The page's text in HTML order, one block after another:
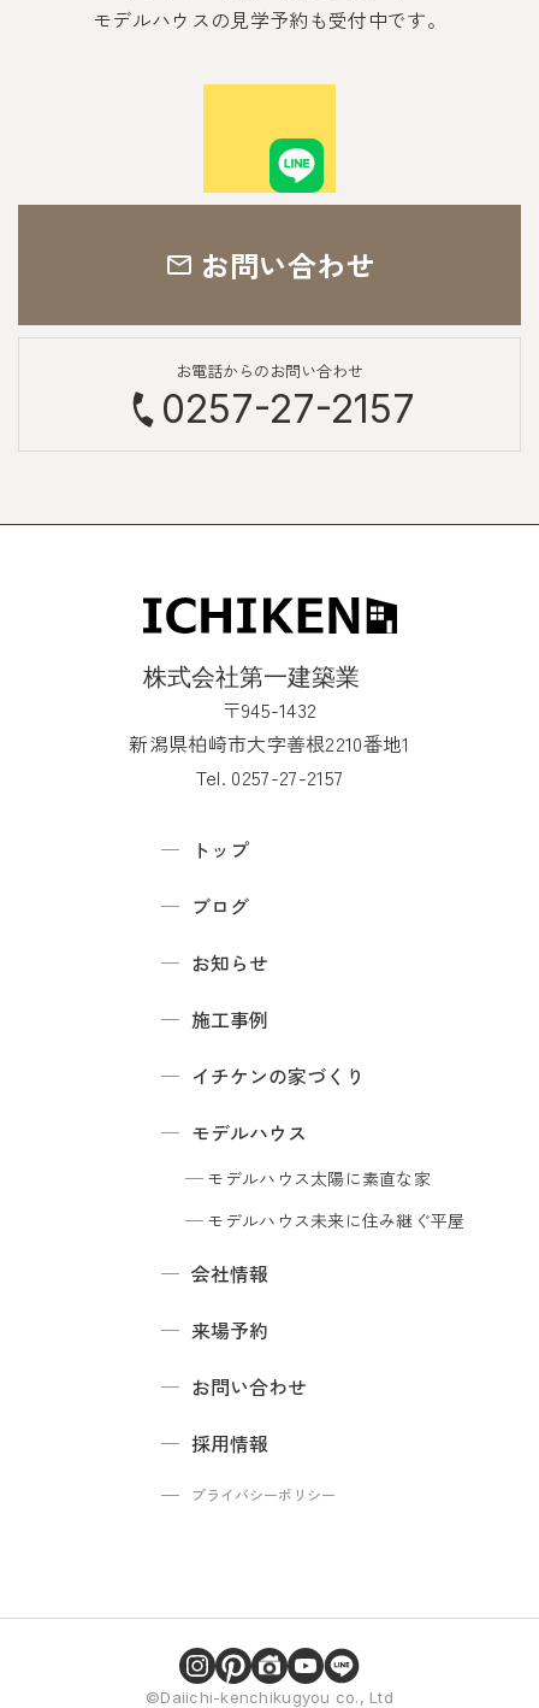
モデルハウスの見学予約も受付中です。
お問い合わせ
お電話からのお問い合わせ
0257-27-2157
〒945-1432
新潟県柏崎市大字善根2210番地1
Tel. 0257-27-2157
トップ
ブログ
お知らせ
施工事例
イチケンの家づくり
モデルハウス
モデルハウス太陽に素直な家
モデルハウス未来に住み継ぐ平屋
会社情報
来場予約
お問い合わせ
採用情報
プライバシーポリシー
©Daiichi-kenchikugyou co., Ltd